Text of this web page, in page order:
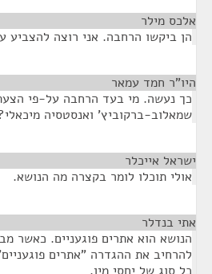
אלכס מילר
הן ביקשו הרחבה. אני רוצה
היו"ר חמד עמאר
כך נעשה. מי בעד הרחבה על-פי
שמאלוב-ברקוביץ' ואנסטסיה
ישראל אייכלר
אולי תוכלו לומר בקצרה מה הנושא.
אתי בנדלר
הנושא הוא אתרים פוגעניים. כאשר
להרחיב את ההגדרה "אתרים